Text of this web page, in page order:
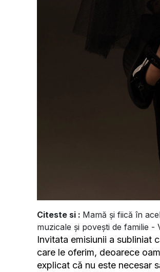
Citeste si : Mamă și fiică în
muzicale și povești de familie -
Invitata emisiunii a subliniat
care le oferim, deoarece
explicat că nu este necesar